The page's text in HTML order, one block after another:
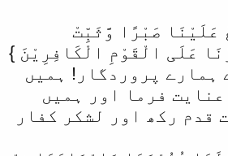
عَلَیْنَا صَبْرًا وَّثَبِّتْ
عَلَی الْقَوْمِ الْکَافِرِیْنَ }
۲۵۰)اے ہمارے پروردگار! ہمیں
فرما اور ہمیں
قدم رکھ اور لشکر کفار